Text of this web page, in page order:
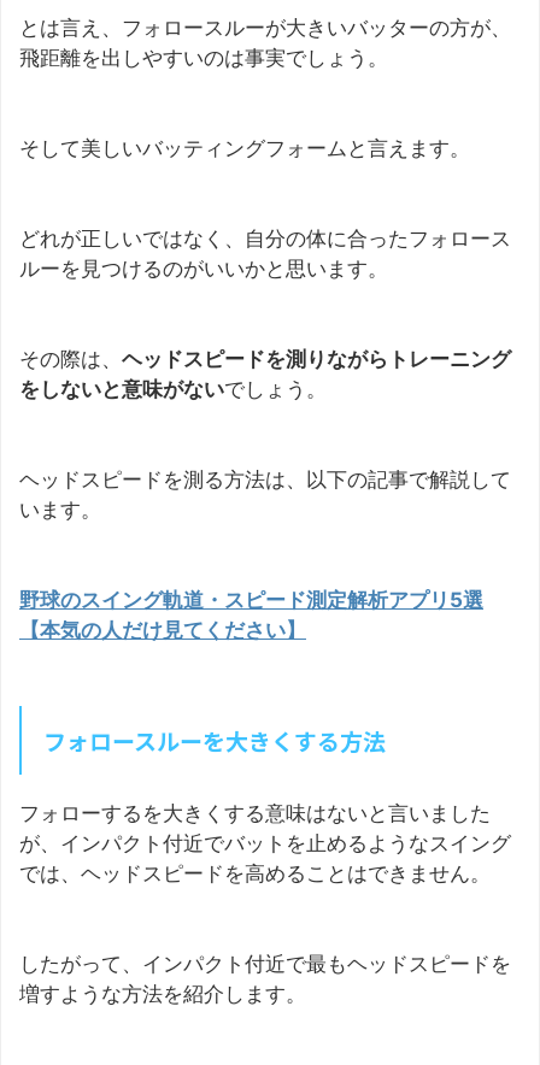
とは言え、フォロースルーが大きいバッターの方が、
飛距離を出しやすいのは事実でしょう。
そして美しいバッティングフォームと言えます。
どれが正しいではなく、自分の体に合ったフォロース
ルーを見つけるのがいいかと思います。
その際は、 ヘッドスピードを測りながらトレーニング
をしないと意味がないでしょう。
ヘッドスピードを測る方法は、以下の記事で解説して
います。
野球のスイング軌道・スピード測定解析アプリ5選
【本気の人だけ見てください】
フォロースルーを大きくする方法
フォローするを大きくする意味はないと言いました
が、インパクト付近でバットを止めるようなスイング
では、ヘッドスピードを高めることはできません。
したがって、インパクト付近で最もヘッドスピードを
増すような方法を紹介します。